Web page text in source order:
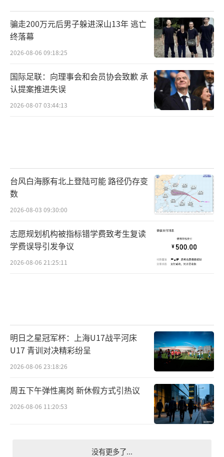
骗走200万元后男子躲进深山13年 逃亡
终落幕
2026-08-06 09:18:25
国际足联：向理事会和会员协会致歉 承
认提案推进失误
2026-08-07 03:44:13
台风白海豚有北上登陆可能 路径仍存变
数
2026-08-03 09:30:00
志愿规划机构被指标错学费致考生复读
学费误导引发争议
2026-08-06 21:25:11
明日之星冠军杯：上海U17战平河床
U17 青训对决精彩纷呈
2026-08-06 23:18:26
周五下午弹性离岗 新休假方式引热议
2026-08-06 11:20:53
没有更多了...